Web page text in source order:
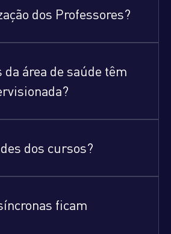
dos Professores?
da área de saúde têm
dos cursos?
ficam